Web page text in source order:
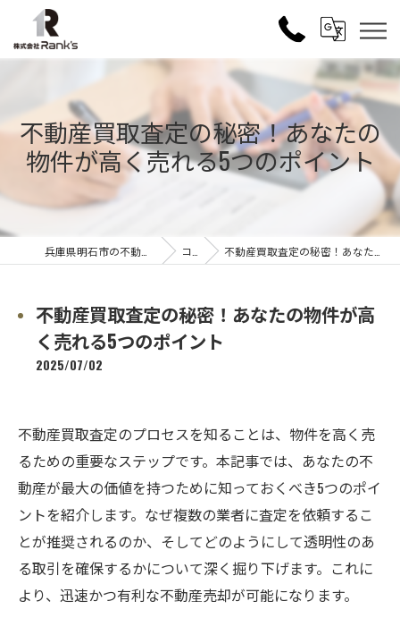
不動産買取査定の秘密！あなたの
物件が高く売れる5つのポイント
コラム 不動産買取査定の秘密！あなたの物件が高く売れる5つのポイント
不動産買取査定の秘密！あなたの物件が高
く売れる5つのポイント
2025/07/02
不動産買取査定のプロセスを知ることは、物件を高く売
るための重要なステップです。本記事では、あなたの不
動産が最大の価値を持つために知っておくべき5つのポイ
ントを紹介します。なぜ複数の業者に査定を依頼するこ
とが推奨されるのか、そしてどのようにして透明性のあ
る取引を確保するかについて深く掘り下げます。これに
より、迅速かつ有利な不動産売却が可能になります。